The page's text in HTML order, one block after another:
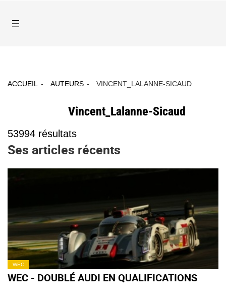
ACCUEIL AUTEURS VINCENT_LALANNE-SICAUD
Vincent_Lalanne-Sicaud
53994 résultats
Ses articles récents
WEC
WEC - DOUBLÉ AUDI EN QUALIFICATIONS